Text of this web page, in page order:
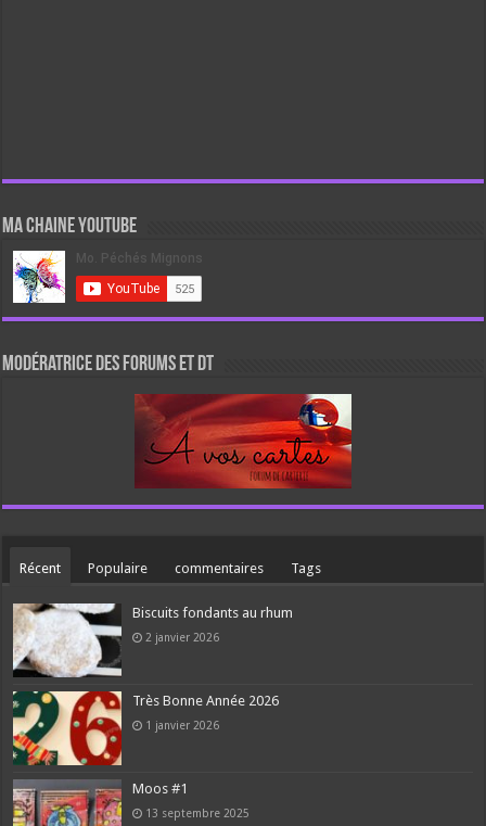
Ma chaine Youtube
Modératrice des forums et DT
Récent Populaire commentaires Tags
Biscuits fondants au rhum
2 janvier 2026
Très Bonne Année 2026
1 janvier 2026
Moos #1
13 septembre 2025